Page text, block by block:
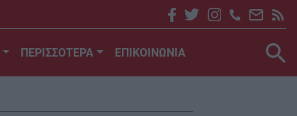
ΠΕΡΙΣΣΟΤΕΡΑ ΕΠΙΚΟΙΝΩΝΙΑ